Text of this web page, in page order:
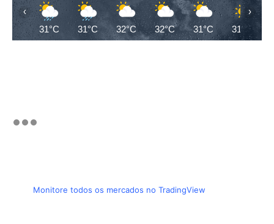
31°C 31°C 32°C 32°C 31°C 31°C
‹ ›
Monitore todos os mercados no TradingView